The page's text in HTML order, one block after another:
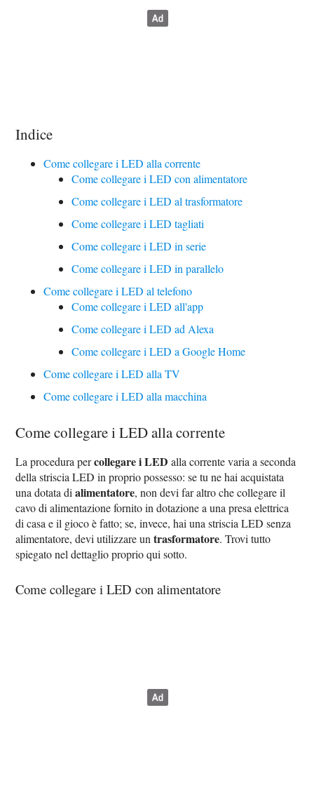
Indice
Come collegare i LED alla corrente
Come collegare i LED con alimentatore
Come collegare i LED al trasformatore
Come collegare i LED tagliati
Come collegare i LED in serie
Come collegare i LED in parallelo
Come collegare i LED al telefono
Come collegare i LED all'app
Come collegare i LED ad Alexa
Come collegare i LED a Google Home
Come collegare i LED alla TV
Come collegare i LED alla macchina
Come collegare i LED alla corrente
La procedura percollegare i LED alla corrente varia a seconda
della striscia LED in proprio possesso: se tu ne hai acquistata
una dotata dialimentatore, non devi far altro che collegare il
cavo di alimentazione fornito in dotazione a una presa elettrica
di casa e il gioco è fatto; se, invece, hai una striscia LED senza
alimentatore, devi utilizzare untrasformatore. Trovi tutto
spiegato nel dettaglio proprio qui sotto.
Come collegare i LED con alimentatore